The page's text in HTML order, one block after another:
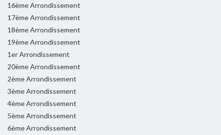
16ème Arrondissement
17ème Arrondissement
18ème Arrondissement
19ème Arrondissement
1er Arrondissement
20ème Arrondissement
2ème Arrondissement
3ème Arrondissement
4ème Arrondissement
5ème Arrondissement
6ème Arrondissement